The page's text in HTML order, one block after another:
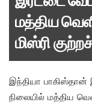
மத்திய
மிஸ்ரி
இந்தியா
நிலையில் மத்திய